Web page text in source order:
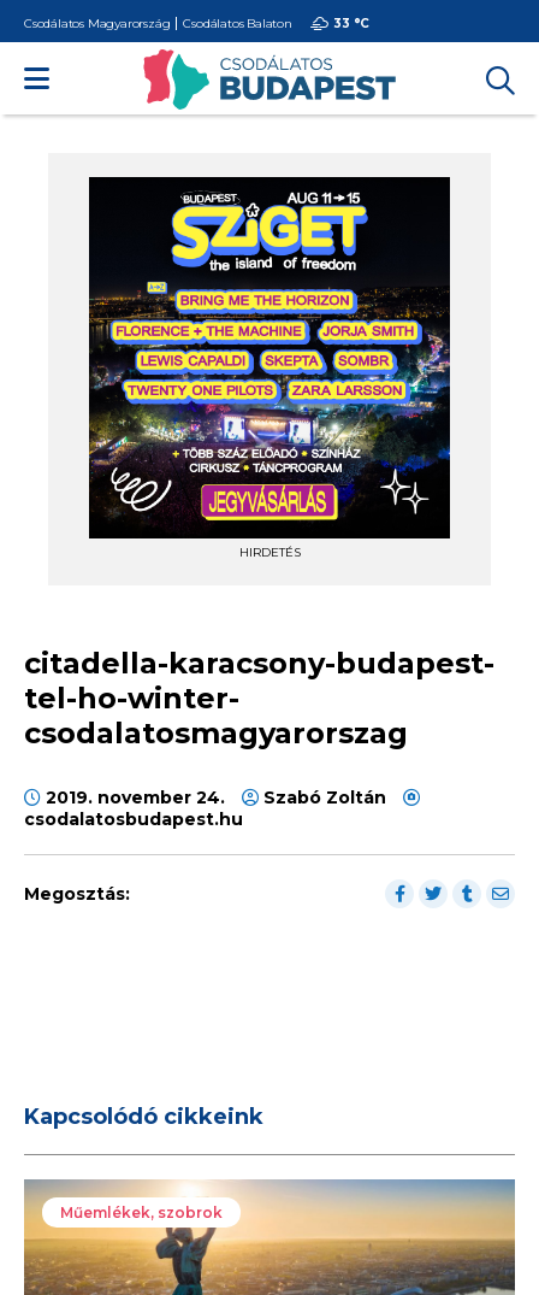
Csodálatos Magyarország Csodálatos Balaton 33 °C
HIRDETÉS
citadella-karacsony-budapest-
tel-ho-winter-
csodalatosmagyarorszag
2019. november 24.
Szabó Zoltán
csodalatosbudapest.hu
Megosztás:
Kapcsolódó cikkeink
Műemlékek, szobrok